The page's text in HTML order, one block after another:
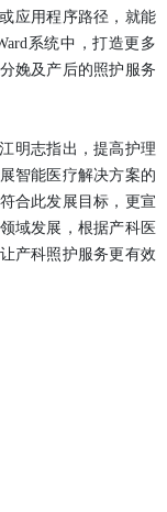
应用程序路径，就能
系统中，打造更多
娩及产后的照护服务
明志指出，提高护理
智能医疗解决方案的
合此发展目标，更宣
域发展，根据产科医
产科照护服务更有效